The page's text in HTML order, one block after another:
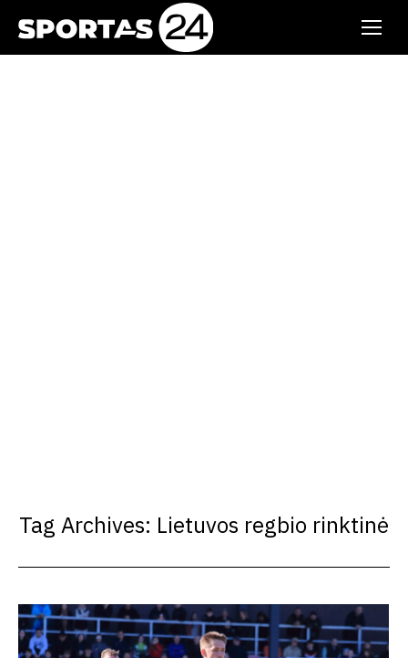
Tag Archives: Lietuvos regbio rinktinė